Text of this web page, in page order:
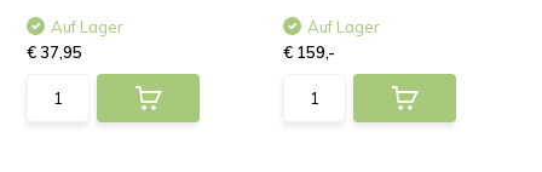
Auf Lager
€ 37,95
Auf Lager
€ 159,-